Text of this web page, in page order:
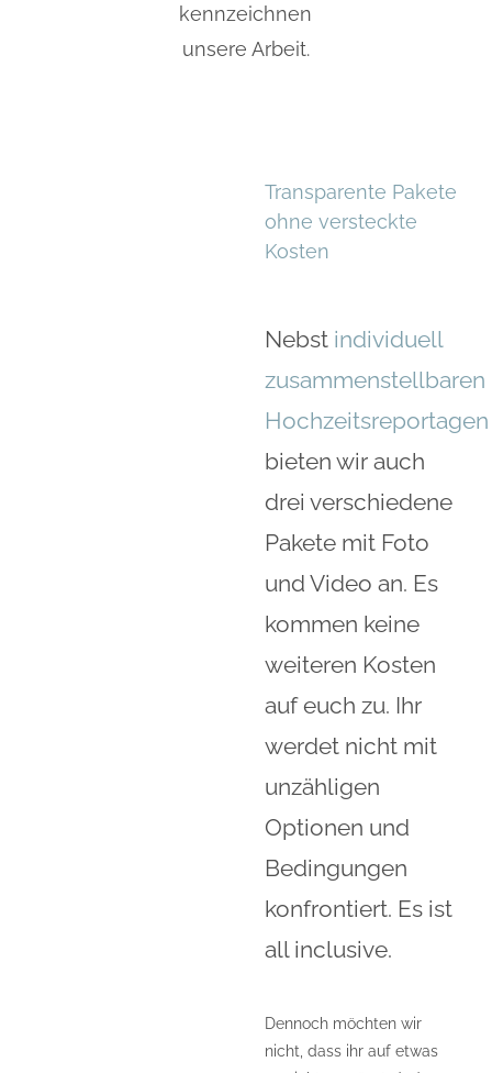
kennzeichnen
unsere Arbeit.
Transparente Pakete
ohne versteckte
Kosten
Nebst individuell
zusammenstellbaren
Hochzeitsreportagen
bieten wir auch
drei verschiedene
Pakete mit Foto
und Video an. Es
kommen keine
weiteren Kosten
auf euch zu. Ihr
werdet nicht mit
unzähligen
Optionen und
Bedingungen
konfrontiert. Es ist
all inclusive.
Dennoch möchten wir
nicht, dass ihr auf etwas